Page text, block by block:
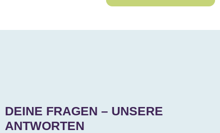
DEINE FRAGEN – UNSERE
ANTWORTEN